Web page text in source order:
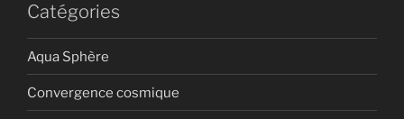
Catégories
Aqua Sphère
Convergence cosmique